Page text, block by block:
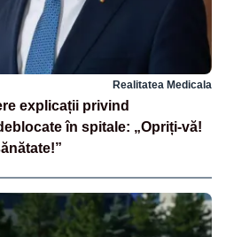
Realitatea Medicala
explicații privind
în spitale: „Opriți-vă!